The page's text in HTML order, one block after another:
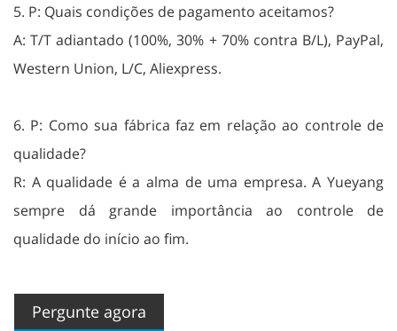
5. P: Quais condições de pagamento aceitamos?
A: T/T adiantado (100%, 30% + 70% contra B/L), PayPal,
Western Union, L/C, Aliexpress.
6. P: Como sua fábrica faz em relação ao controle de
qualidade?
R: A qualidade é a alma de uma empresa. A Yueyang
sempre dá grande importância ao controle de
qualidade do início ao fim.
Pergunte agora